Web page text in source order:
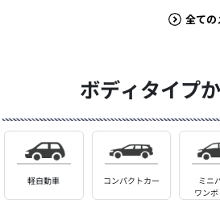
全ての
ボディタイプ
軽自動車 コンパクトカー
ミニ
ワン